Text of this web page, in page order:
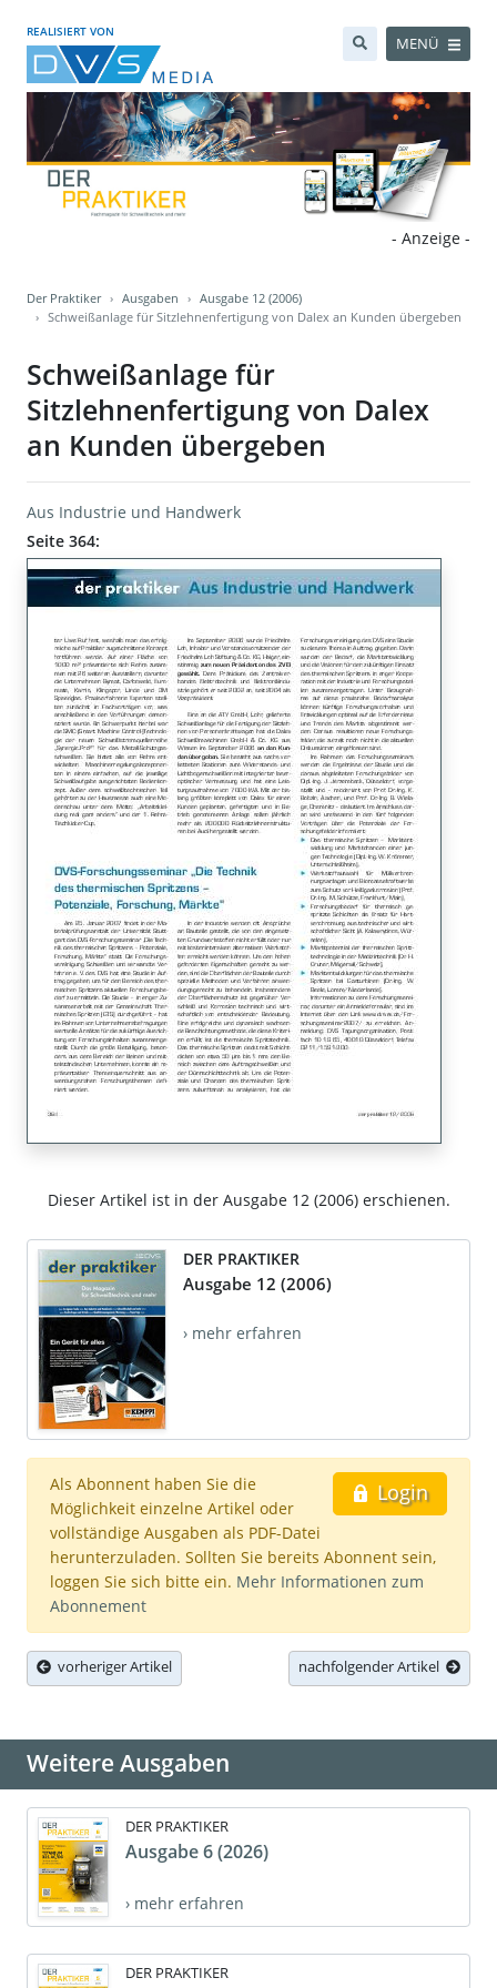
REALISIERT VON
MENÜ
- Anzeige -
Der Praktiker Ausgaben
Ausgabe 12 (2006)
Schweißanlage für Sitzlehnenfertigung von Dalex an Kunden übergeben
Schweißanlage für
Sitzlehnenfertigung von Dalex
an Kunden übergeben
Aus Industrie und Handwerk
Seite 364:
Dieser Artikel ist in der Ausgabe 12 (2006) erschienen.
DER PRAKTIKER
Ausgabe 12 (2006)
› mehr erfahren
Login
Als Abonnent haben Sie die
Möglichkeit einzelne Artikel oder
vollständige Ausgaben als PDF-Datei
herunterzuladen. Sollten Sie bereits Abonnent sein,
loggen Sie sich bitte ein. Mehr Informationen zum
Abonnement
vorheriger Artikel nachfolgender Artikel
Weitere Ausgaben
DER PRAKTIKER
Ausgabe 6 (2026)
› mehr erfahren
DER PRAKTIKER